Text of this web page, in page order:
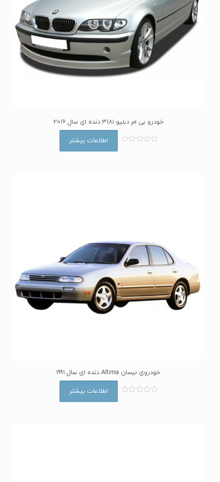
خودرو بی ام دبلیو 318i دنده ای سال 2016
اطلاعات بیشتر
خودروی نیسان Altima دنده ای سال 1991
اطلاعات بیشتر